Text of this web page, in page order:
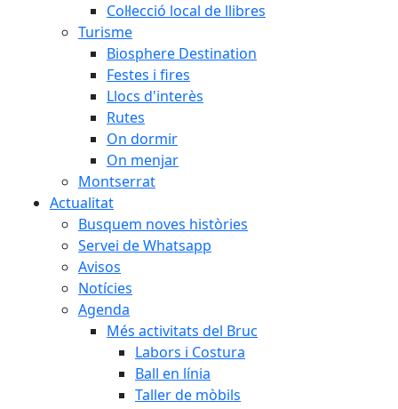
Col·lecció local de llibres
Turisme
Biosphere Destination
Festes i fires
Llocs d'interès
Rutes
On dormir
On menjar
Montserrat
Actualitat
Busquem noves històries
Servei de Whatsapp
Avisos
Notícies
Agenda
Més activitats del Bruc
Labors i Costura
Ball en línia
Taller de mòbils